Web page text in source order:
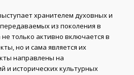
хранителем духовных и
из поколения в
только активно включается в
но и сама является их
направлены на
и исторических культурных